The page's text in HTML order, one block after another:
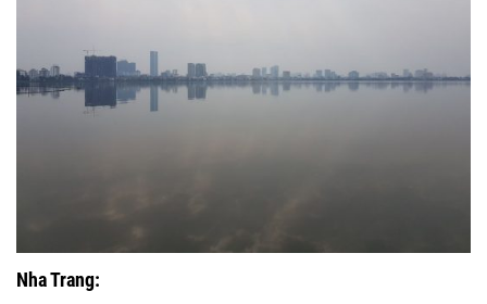
Nha Trang: